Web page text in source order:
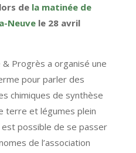
lors dela matinée de
Neuvele 28 avril
& Progrès a organisé une
pour parler des
chimiques de synthèse
terre et légumes plein
est possible de se passer
de l’association